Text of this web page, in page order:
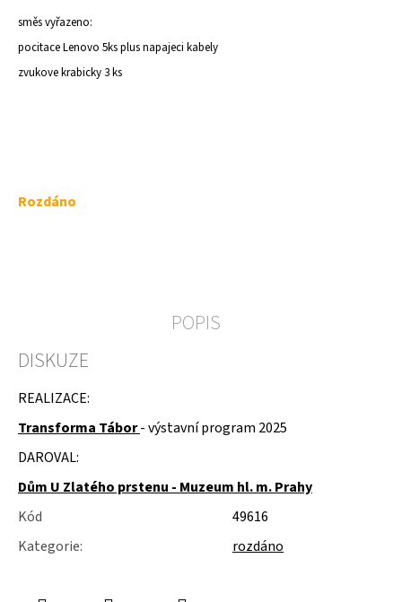
směs vyřazeno:
pocitace Lenovo 5ks plus napajeci kabely
zvukove krabicky 3 ks
Měrná
Rozdáno
POPIS
DISKUZE
REALIZACE:
Transforma Tábor- výstavní program 2025
DAROVAL:
Dům U Zlatého prstenu - Muzeum hl. m. Prahy
Kód
49616
Kategorie: rozdáno
a
j
í
r
č
u
j
m
e
KOLEČKOVÉ
POJÍZDNÉ